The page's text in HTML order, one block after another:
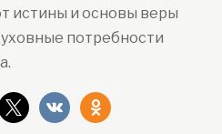
истины и основы веры
потребности
vkontakteodnoklassniki